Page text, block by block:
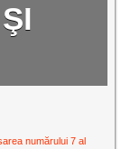
numărului 7 al